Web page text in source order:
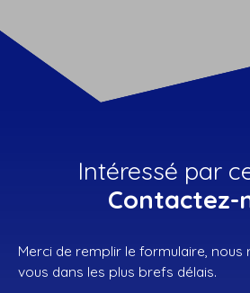
Intéressé par
Contactez-
Merci de remplir le formulaire, nous
vous dans les plus brefs délais.